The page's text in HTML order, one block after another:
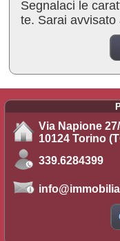
Segnalaci le
te. Sarai avvisato
Via Napione
10124 Torino
339.6284399